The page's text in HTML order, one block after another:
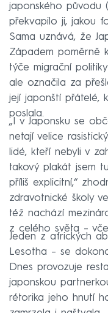
japonského původu
překvapilo ji, jakou
Sama uznává, že
Západem poměrně
týče migrační
ale označila za
její japonští přátelé,
poslala.
„I v Japonsku se
netají velice
lidé, kteří nebyli v
takový plakát jsem
příliš explicitní,“
zdravotnické školy
též nachází
z celého světa –
Jeden z afrických
Lesotha – se
Dnes provozuje
japonskou
rétorika jeho hnutí